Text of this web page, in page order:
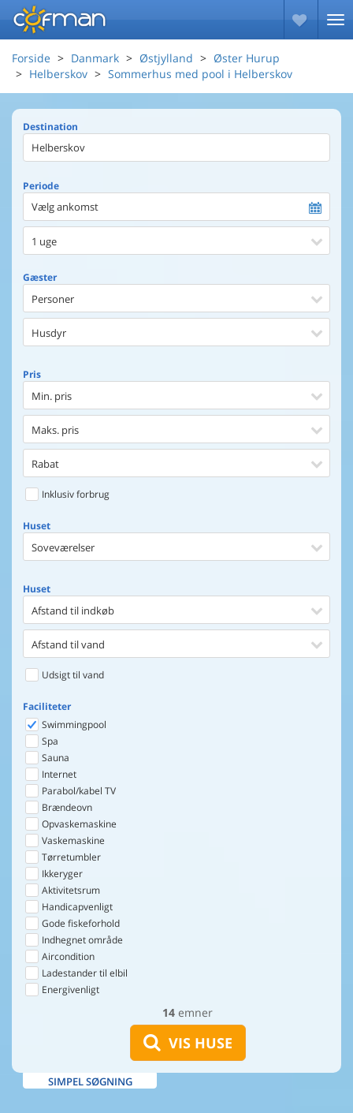
Forside Danmark Østjylland
Øster Hurup
Helberskov
Sommerhus med pool i Helberskov
Destination
Periode
Vælg ankomst
1 uge
Gæster
Personer
Husdyr
Pris
Min. pris
Maks. pris
Rabat
Inklusiv forbrug
Huset
Soveværelser
14 emner
VIS HUSE
Huset
Afstand til indkøb
Afstand til vand
Udsigt til vand
Faciliteter
Swimmingpool
Spa
Sauna
Internet
Parabol/kabel TV
Brændeovn
Opvaskemaskine
Vaskemaskine
Tørretumbler
Ikkeryger
Aktivitetsrum
Handicapvenligt
Gode fiskeforhold
Indhegnet område
Aircondition
Ladestander til elbil
Energivenligt
SIMPEL SØGNING